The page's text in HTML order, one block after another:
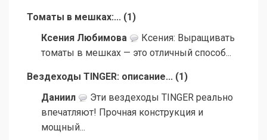
Томаты в мешках:... (1 )
Ксения Любимова
Ксения: Выращивать
томаты в мешках — это отличный способ...
Вездеходы TINGER: описание... (1 )
Даниил
Эти вездеходы TINGER реально
впечатляют! Прочная конструкция и
мощный...